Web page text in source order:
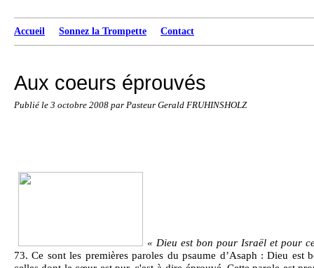
Accueil Sonnez la Trompette Contact
Aux coeurs éprouvés
Publié le 3 octobre 2008 par Pasteur Gerald FRUHINSHOLZ
« Dieu est bon pour Israël et pour
73. Ce sont les premières paroles du psaume d’Asaph : Dieu est